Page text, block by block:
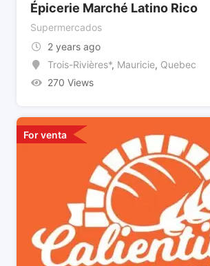
Épicerie Marché Latino Rico
Supermercados
2 years ago
Trois-Rivières*, Mauricie, Quebec
270 Views
For venta